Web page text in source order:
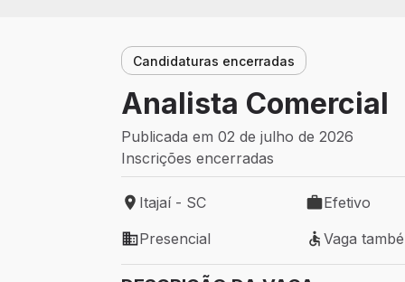
Candidaturas encerradas
Analista Comercial
Publicada em 02 de julho de 2026
Inscrições encerradas
Local de trabalho: Itajaí - SC
Itajaí - SC
Tipo de vaga:
Efetivo
Modelo de trabalho: Presencial
Presencial
Vaga
Vaga